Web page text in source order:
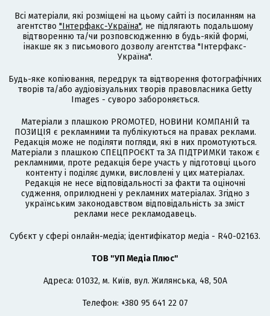
Всі матеріали, які розміщені на цьому сайті із посиланням на
агентство "Інтерфакс-Україна", не підлягають подальшому
відтворенню та/чи розповсюдженню в будь-якій формі,
інакше як з письмового дозволу агентства "Інтерфакс-
Україна".
Будь-яке копіювання, передрук та відтворення фотографічних
творів та/або аудіовізуальних творів правовласника Getty
Images - суворо забороняється.
Матеріали з плашкою PROMOTED, НОВИНИ КОМПАНІЙ та
ПОЗИЦІЯ є рекламними та публікуються на правах реклами.
Редакція може не поділяти погляди, які в них промотуються.
Матеріали з плашкою СПЕЦПРОЄКТ та ЗА ПІДТРИМКИ також є
рекламними, проте редакція бере участь у підготовці цього
контенту і поділяє думки, висловлені у цих матеріалах.
Редакція не несе відповідальності за факти та оціночні
судження, оприлюднені у рекламних матеріалах. Згідно з
українським законодавством відповідальність за зміст
реклами несе рекламодавець.
Cубєкт у сфері онлайн-медіа; ідентифікатор медіа - R40-02163.
ТОВ "УП Медіа Плюс"
Адреса: 01032, м. Київ, вул. Жилянська, 48, 50А
Телефон: +380 95 641 22 07